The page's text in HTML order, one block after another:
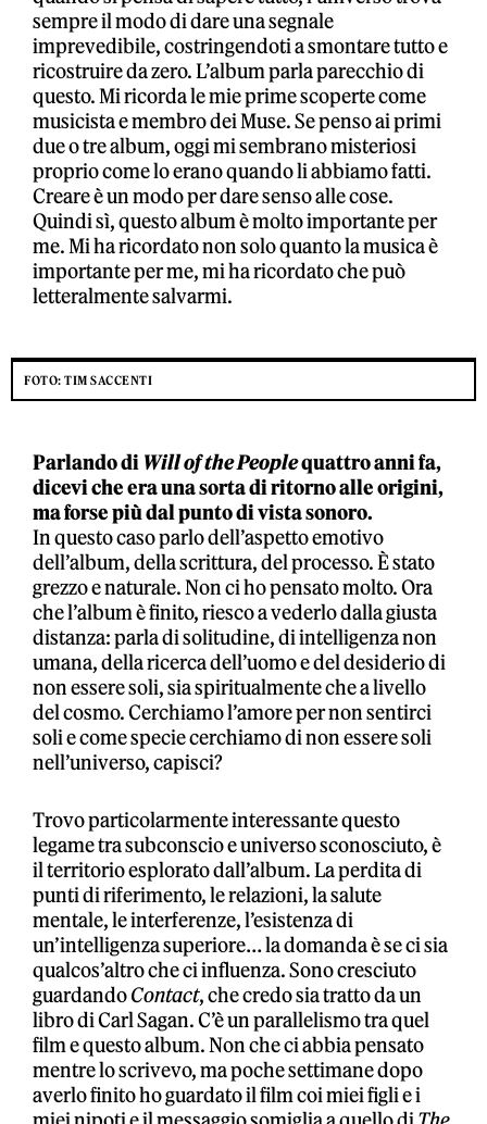
sempre il modo di dare una segnale
imprevedibile, costringendoti a smontare tutto e
ricostruire da zero. L’album parla parecchio di
questo. Mi ricorda le mie prime scoperte come
musicista e membro dei Muse. Se penso ai primi
due o tre album, oggi mi sembrano misteriosi
proprio come lo erano quando li abbiamo fatti.
Creare è un modo per dare senso alle cose.
Quindi sì, questo album è molto importante per
me. Mi ha ricordato non solo quanto la musica è
importante per me, mi ha ricordato che può
letteralmente salvarmi.
FOTO: TIM SACCENTI
Parlando di Will of the Peoplequattro anni fa,
dicevi che era una sorta di ritorno alle origini,
ma forse più dal punto di vista sonoro.
In questo caso parlo dell’aspetto emotivo
dell’album, della scrittura, del processo. È stato
grezzo e naturale. Non ci ho pensato molto. Ora
che l’album è finito, riesco a vederlo dalla giusta
distanza: parla di solitudine, di intelligenza non
umana, della ricerca dell’uomo e del desiderio di
non essere soli, sia spiritualmente che a livello
del cosmo. Cerchiamo l’amore per non sentirci
soli e come specie cerchiamo di non essere soli
nell’universo, capisci?
Trovo particolarmente interessante questo
legame tra subconscio e universo sconosciuto, è
il territorio esplorato dall’album. La perdita di
punti di riferimento, le relazioni, la salute
mentale, le interferenze, l’esistenza di
un’intelligenza superiore… la domanda è se ci sia
qualcos’altro che ci influenza. Sono cresciuto
guardandoContact, che credo sia tratto da un
libro di Carl Sagan. C’è un parallelismo tra quel
film e questo album. Non che ci abbia pensato
mentre lo scrivevo, ma poche settimane dopo
averlo finito ho guardato il film coi miei figli e i